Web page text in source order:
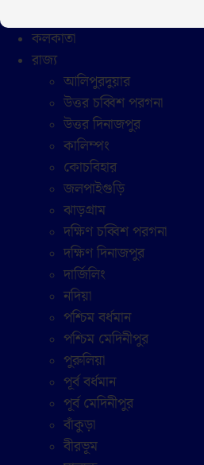
কলকাতা
রাজ্য
আলিপুরদুয়ার
উত্তর চব্বিশ পরগনা
উত্তর দিনাজপুর
কালিম্পং
কোচবিহার
জলপাইগুড়ি
ঝাড়গ্রাম
দক্ষিণ চব্বিশ পরগনা
দক্ষিণ দিনাজপুর
দার্জিলিং
নদিয়া
পশ্চিম বর্ধমান
পশ্চিম মেদিনীপুর
পুরুলিয়া
পূর্ব বর্ধমান
পূর্ব মেদিনীপুর
বাঁকুড়া
বীরভূম